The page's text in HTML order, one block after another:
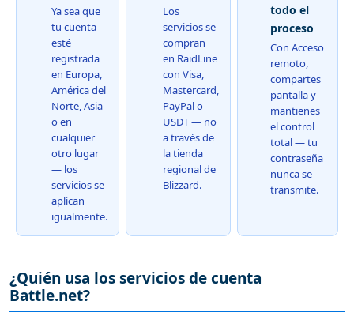
Ya sea que
tu cuenta
esté
registrada
en Europa,
América del
Norte, Asia
o en
cualquier
otro lugar
— los
servicios se
aplican
igualmente.
Los
servicios se
compran
en RaidLine
con Visa,
Mastercard,
PayPal o
USDT — no
a través de
la tienda
regional de
Blizzard.
todo el
proceso
Con Acceso
remoto,
compartes
pantalla y
mantienes
el control
total — tu
contraseña
nunca se
transmite.
¿Quién usa los servicios de cuenta
Battle.net?